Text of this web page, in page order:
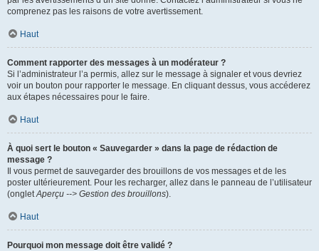
comprenez pas les raisons de votre avertissement.
Haut
Comment rapporter des messages à un modérateur ?
Si l’administrateur l’a permis, allez sur le message à signaler et vous devriez
voir un bouton pour rapporter le message. En cliquant dessus, vous accéderez
aux étapes nécessaires pour le faire.
Haut
À quoi sert le bouton « Sauvegarder » dans la page de rédaction de
message ?
Il vous permet de sauvegarder des brouillons de vos messages et de les
poster ultérieurement. Pour les recharger, allez dans le panneau de l’utilisateur
(ongletAperçu --> Gestion des brouillons).
Haut
Pourquoi mon message doit être validé ?